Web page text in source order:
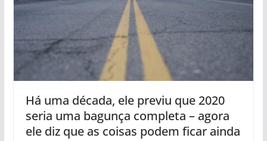
Há uma década, ele previu que 2020
seria uma bagunça completa – agora
ele diz que as coisas podem ficar ainda